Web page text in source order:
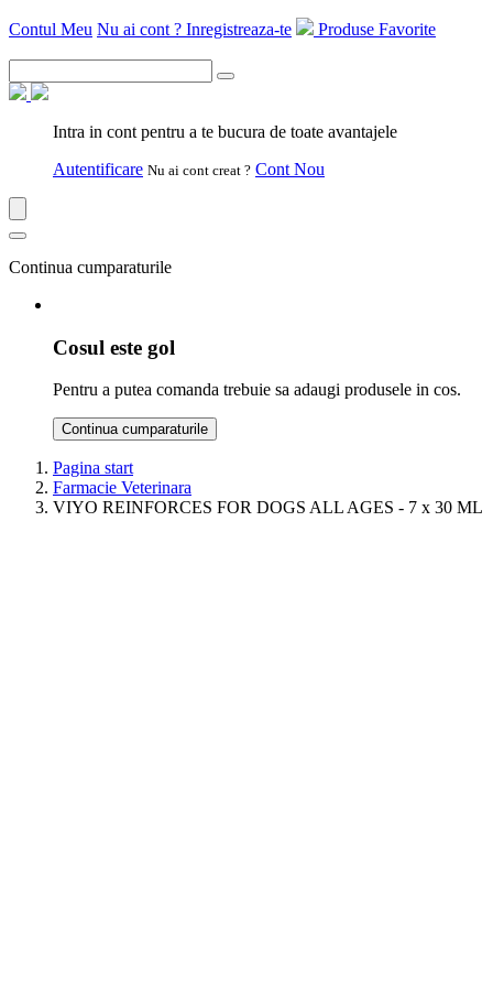
Contul Meu Nu ai cont ? Inregistreaza-te Produse Favorite
Intra in cont pentru a te bucura de toate avantajele
Autentificare Nu ai cont creat ? Cont Nou
Continua cumparaturile
Cosul este gol
Pentru a putea comanda trebuie sa adaugi produsele in cos.
Continua cumparaturile
Pagina start
Farmacie Veterinara
VIYO REINFORCES FOR DOGS ALL AGES - 7 x 30 ML